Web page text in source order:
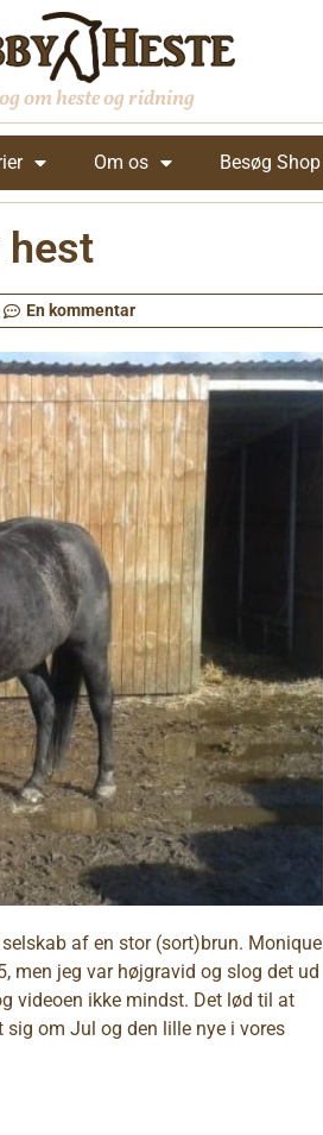
om heste og ridning
Om os Besøg Shop
hest
En kommentar
af en stor (sort)brun. Monique
men jeg var højgravid og slog det ud
videoen ikke mindst. Det lød til at
om Jul og den lille nye i vores